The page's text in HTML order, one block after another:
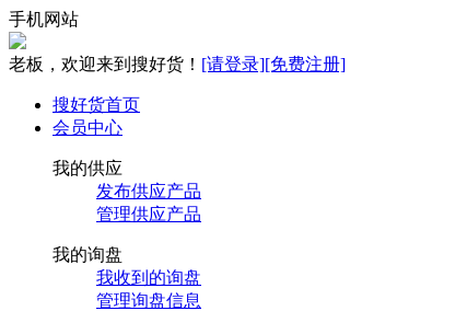
手机网站
老板，欢迎来到搜好货！ [请登录][免费注册]
搜好货首页
会员中心
我的供应
发布供应产品
管理供应产品
我的询盘
我收到的询盘
管理询盘信息